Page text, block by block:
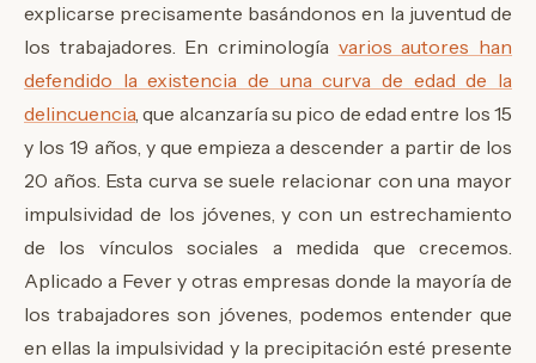
explicarse precisamente basándonos en la juventud de
los trabajadores. En criminología varios autores han
defendido la existencia de una curva de edad de la
delincuencia, que alcanzaría su pico de edad entre los 15
y los 19 años, y que empieza a descender a partir de los
20 años. Esta curva se suele relacionar con una mayor
impulsividad de los jóvenes, y con un estrechamiento
de los vínculos sociales a medida que crecemos.
Aplicado a Fever y otras empresas donde la mayoría de
los trabajadores son jóvenes, podemos entender que
en ellas la impulsividad y la precipitación esté presente